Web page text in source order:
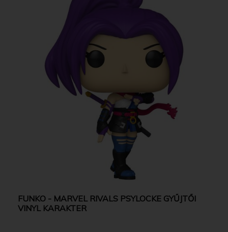
FUNKO - MARVEL RIVALS PSYLOCKE GYŰJTŐI
VINYL KARAKTER